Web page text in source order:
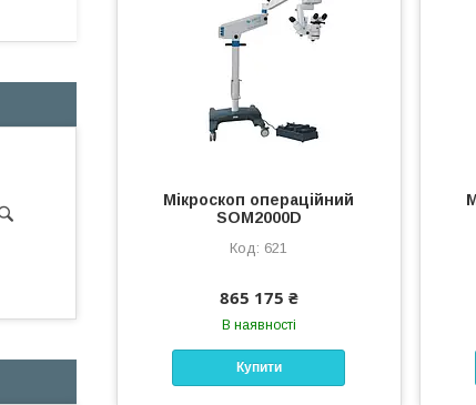
Мікроскоп операційний
SOM2000D
621
865 175 ₴
В наявності
Купити